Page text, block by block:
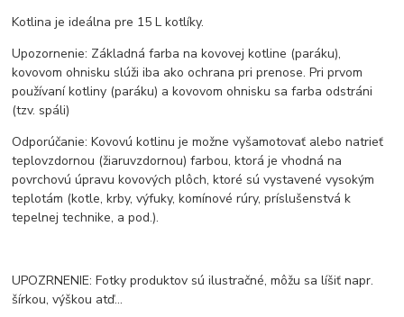
Kotlina je ideálna pre 15 L kotlíky.
Upozornenie: Základná farba na kovovej kotline (paráku),
kovovom ohnisku slúži iba ako ochrana pri prenose. Pri prvom
používaní kotliny (paráku) a kovovom ohnisku sa farba odstráni
(tzv. spáli)
Odporúčanie: Kovovú kotlinu je možne vyšamotovať alebo natrieť
teplovzdornou (žiaruvzdornou) farbou, ktorá je vhodná na
povrchovú úpravu kovových plôch, ktoré sú vystavené vysokým
teplotám (kotle, krby, výfuky, komínové rúry, príslušenstvá k
tepelnej technike, a pod.).
UPOZRNENIE: Fotky produktov sú ilustračné, môžu sa líšiť napr.
šírkou, výškou atď...